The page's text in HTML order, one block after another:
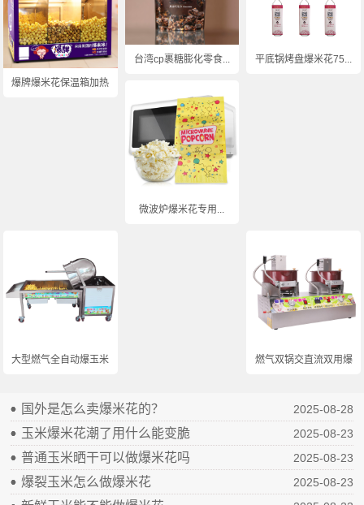
爆牌爆米花保温箱加热...
台湾cp裹糖膨化零食... 平底锅烤盘爆米花75...
微波炉爆米花专用...
大型燃气全自动爆玉米... 燃气双锅交直流双用爆...
国外是怎么卖爆米花的？ 2025-08-28
玉米爆米花潮了用什么能变脆 2025-08-23
普通玉米晒干可以做爆米花吗 2025-08-23
爆裂玉米怎么做爆米花 2025-08-23